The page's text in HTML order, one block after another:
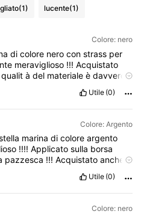
(1) lucente(1)
Colore: nero
dicolore neroconstrass per
meraviglioso !!!Acquistato
qualitàdel materialeèdavvero
vivamente
questoacquistoalcentoper
Utile (0)
Colore: Argento
marinadicoloreargento
!!!!Applicatosulla borsa
pazzesca !!!Acquistatoanche
vivamenteatutte
acquistoalcentopercento
Utile (0)
Colore: nero